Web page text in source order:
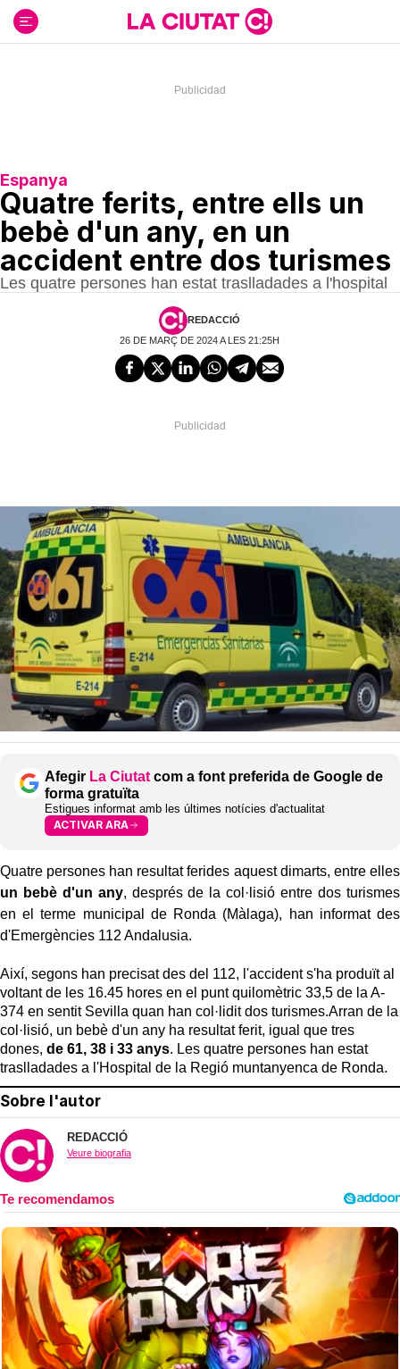
contenido
Espanya
Quatre ferits, entre ells un
bebè d'un any, en un
accident entre dos turismes
Les quatre persones han estat traslladades a l'hospital
REDACCIÓ
26 DE MARÇ DE 2024 A LES 21:25H
Afegir La Ciutat com a font preferida de Google de
forma gratuïta
Estigues informat amb les últimes notícies d'actualitat
ACTIVAR ARA
Quatre persones han resultat ferides aquest dimarts, entre elles
un bebè d'un any, després de la col·lisió entre dos turismes
en el terme municipal de Ronda (Màlaga), han informat des
d'Emergències 112 Andalusia.
Així, segons han precisat des del 112, l'accident s'ha produït al
voltant de les 16.45 hores en el punt quilomètric 33,5 de la A-
374 en sentit Sevilla quan han col·lidit dos turismes.Arran de la
col·lisió, un bebè d'un any ha resultat ferit, igual que tres
dones, de 61, 38 i 33 anys. Les quatre persones han estat
traslladades a l'Hospital de la Regió muntanyenca de Ronda.
Sobre l'autor
REDACCIÓ
Veure biografia